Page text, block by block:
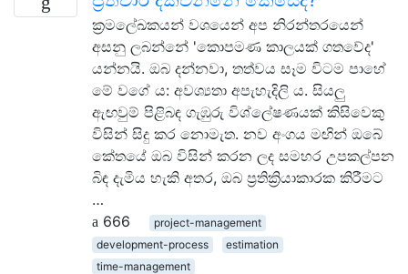
ක්‍රමලේඛකයන් වශයෙන් අප නිරන්තරයෙන්
අසනු ලබන්නේ 'කොපමණ කාලයක් ගතවේද'
යන්නයි. ඔබ දන්නවා, තත්වය සෑම විටම පාහේ
මේ වගේ ය: අවශ්‍යතා අපැහැදිලි ය. සියලු
ඇඟවුම් පිළිබඳ ගැඹුරු විශ්ලේෂණයක් කිසිවෙකු
විසින් සිදු කර නොමැත. නව අංගය මඟින් ඔබේ
කේතයේ ඔබ විසින් කරන ලද සමහර උපකල්පන
බිඳ දැමිය හැකි අතර, ඔබ ප්‍රතික්‍රියාකාරක කිරීමට
…
666
project-management
development-process
estimation
time-management